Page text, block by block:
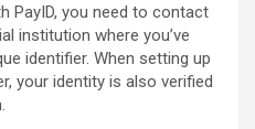
PayID, you need to contact
institution where you’ve
identifier. When setting up
your identity is also verified